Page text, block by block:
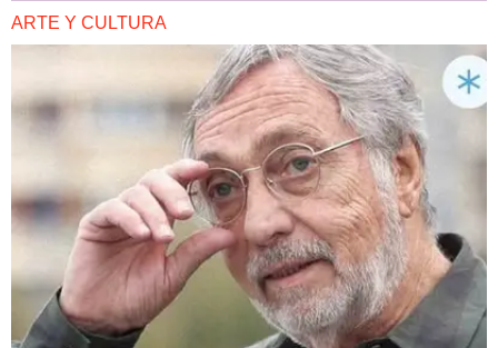
ARTE Y CULTURA